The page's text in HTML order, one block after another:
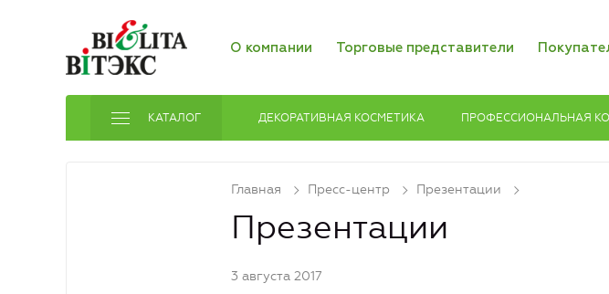
О компании Торговые представители
КАТАЛОГ ДЕКОРАТИВНАЯ КОСМЕТИКА ПРОФЕССИОНАЛЬНАЯ
Главная Пресс-центр Презентации
Презентации
3 августа 2017